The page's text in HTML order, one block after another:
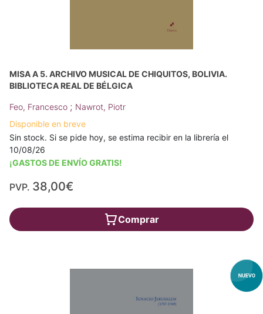
MISA A 5. ARCHIVO MUSICAL DE CHIQUITOS, BOLIVIA.
BIBLIOTECA REAL DE BÉLGICA
Feo, Francesco ; Nawrot, Piotr
Disponible en breve
Sin stock. Si se pide hoy, se estima recibir en la librería el
10/08/26
¡GASTOS DE ENVÍO GRATIS!
PVP. 38,00€
Comprar